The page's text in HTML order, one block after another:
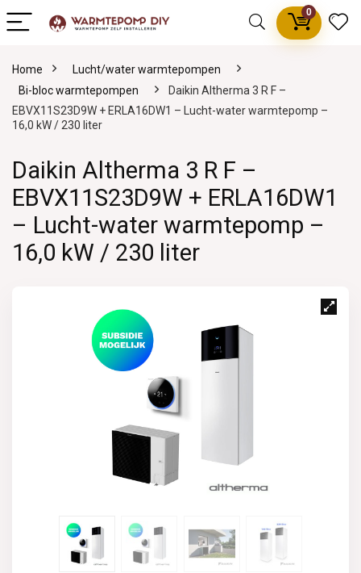
0
Home
Lucht/water warmtepompen
Bi-bloc warmtepompen
Daikin Altherma 3 R F –
EBVX11S23D9W + ERLA16DW1 – Lucht-water warmtepomp –
16,0 kW / 230 liter
Daikin Altherma 3 R F –
EBVX11S23D9W + ERLA16DW1
– Lucht-water warmtepomp –
16,0 kW / 230 liter